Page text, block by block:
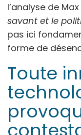
l’analyse de
savant et le
pas ici
forme de
Toute